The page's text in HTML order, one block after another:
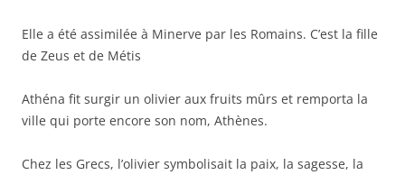
Elle a été assimilée à Minerve par les Romains. C’est la fille
de Zeus et de Métis
Athéna fit surgir un olivier aux fruits mûrs et remporta la
ville qui porte encore son nom, Athènes.
Chez les Grecs, l’olivier symbolisait la paix, la sagesse, la